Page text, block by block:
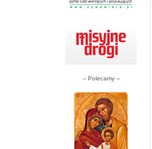
-- Polecamy --